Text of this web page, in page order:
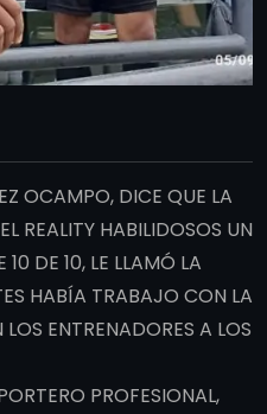
OCAMPO, DICE QUE LA
REALITY HABILIDOSOS UN
DE 10, LE LLAMÓ LA
HABÍA TRABAJO CON LA
ENTRENADORES A LOS
PROFESIONAL,